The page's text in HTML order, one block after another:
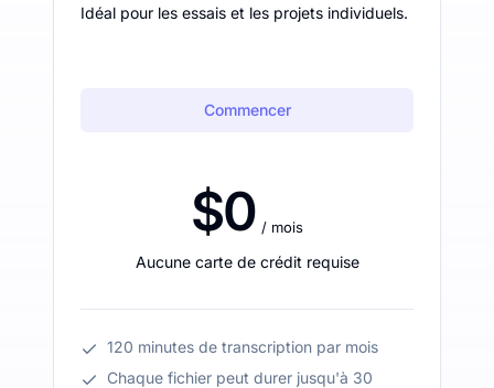
Idéal pour les essais et les projets individuels.
Commencer
$0 / mois
Aucune carte de crédit requise
120 minutes de transcription par mois
Chaque fichier peut durer jusqu'à 30